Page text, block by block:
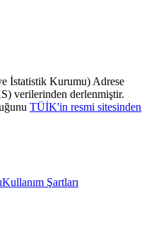
İstatistik Kurumu) Adrese
verilerinden derlenmiştir.
TÜİK'in resmi sitesinden
Kullanım Şartları